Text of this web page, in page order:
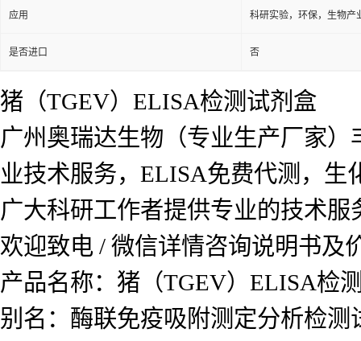
应用 科研实验，环保，生物产
是否进口 否
猪（TGEV）ELISA检测试剂盒
广州奥瑞达生物（专业生产厂家
业技术服务，ELISA免费代测，生
广大科研工作者提供专业的技术
欢迎致电 / 微信详情咨询说明书及
产品名称： 猪（TGEV）ELISA检
别名：酶联免疫吸附测定分析检测